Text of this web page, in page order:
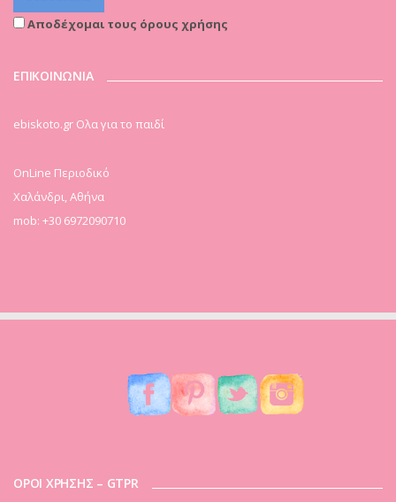
Αποδέχομαι τους όρους χρήσης
ΕΠΙΚΟΙΝΩΝΙΑ
ebiskoto.gr Ολα για το παιδί
OnLine Περιοδικό
Χαλάνδρι, Αθήνα
mob: +30 6972090710
ΟΡΟΙ ΧΡΗΣΗΣ – GTPR